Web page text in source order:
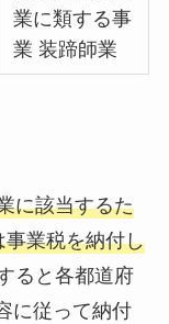
業に類する事
業 装蹄師業
に該当するた
業税を納付し
ると各都道府
に従って納付